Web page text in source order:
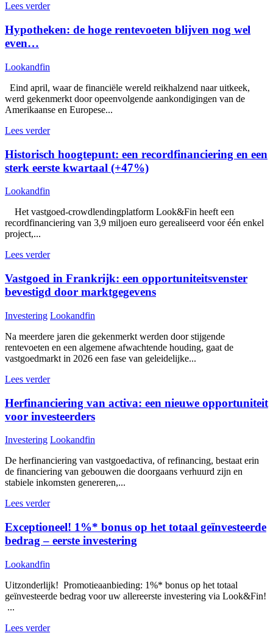
Lees verder
Hypotheken: de hoge rentevoeten blijven nog wel
even…
Lookandfin
Eind april, waar de financiële wereld reikhalzend naar uitkeek,
werd gekenmerkt door opeenvolgende aankondigingen van de
Amerikaanse en Europese...
Lees verder
Historisch hoogtepunt: een recordfinanciering en een
sterk eerste kwartaal (+47%)
Lookandfin
Het vastgoed-crowdlendingplatform Look&Fin heeft een
recordfinanciering van 3,9 miljoen euro gerealiseerd voor één enkel
project,...
Lees verder
Vastgoed in Frankrijk: een opportuniteitsvenster
bevestigd door marktgegevens
Investering Lookandfin
Na meerdere jaren die gekenmerkt werden door stijgende
rentevoeten en een algemene afwachtende houding, gaat de
vastgoedmarkt in 2026 een fase van geleidelijke...
Lees verder
Herfinanciering van activa: een nieuwe opportuniteit
voor investeerders
Investering Lookandfin
De herfinanciering van vastgoedactiva, of refinancing, bestaat erin
de financiering van gebouwen die doorgaans verhuurd zijn en
stabiele inkomsten genereren,...
Lees verder
Exceptioneel! 1%* bonus op het totaal geïnvesteerde
bedrag – eerste investering
Lookandfin
Uitzonderlijk! Promotieaanbieding: 1%* bonus op het totaal
geïnvesteerde bedrag voor uw allereerste investering via Look&Fin!
...
Lees verder